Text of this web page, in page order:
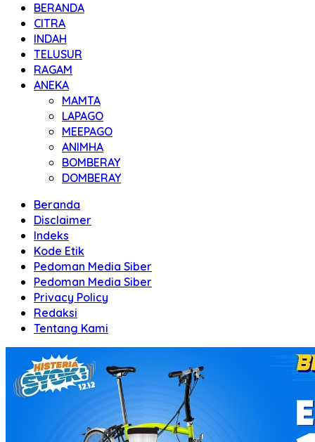
BERANDA
CITRA
INDAH
TELUSUR
RAGAM
ANEKA
MAMTA
LAPAGO
MEEPAGO
ANIMHA
BOMBERAY
DOMBERAY
Beranda
Disclaimer
Indeks
Kode Etik
Pedoman Media Siber
Pedoman Media Siber
Privacy Policy
Redaksi
Tentang Kami